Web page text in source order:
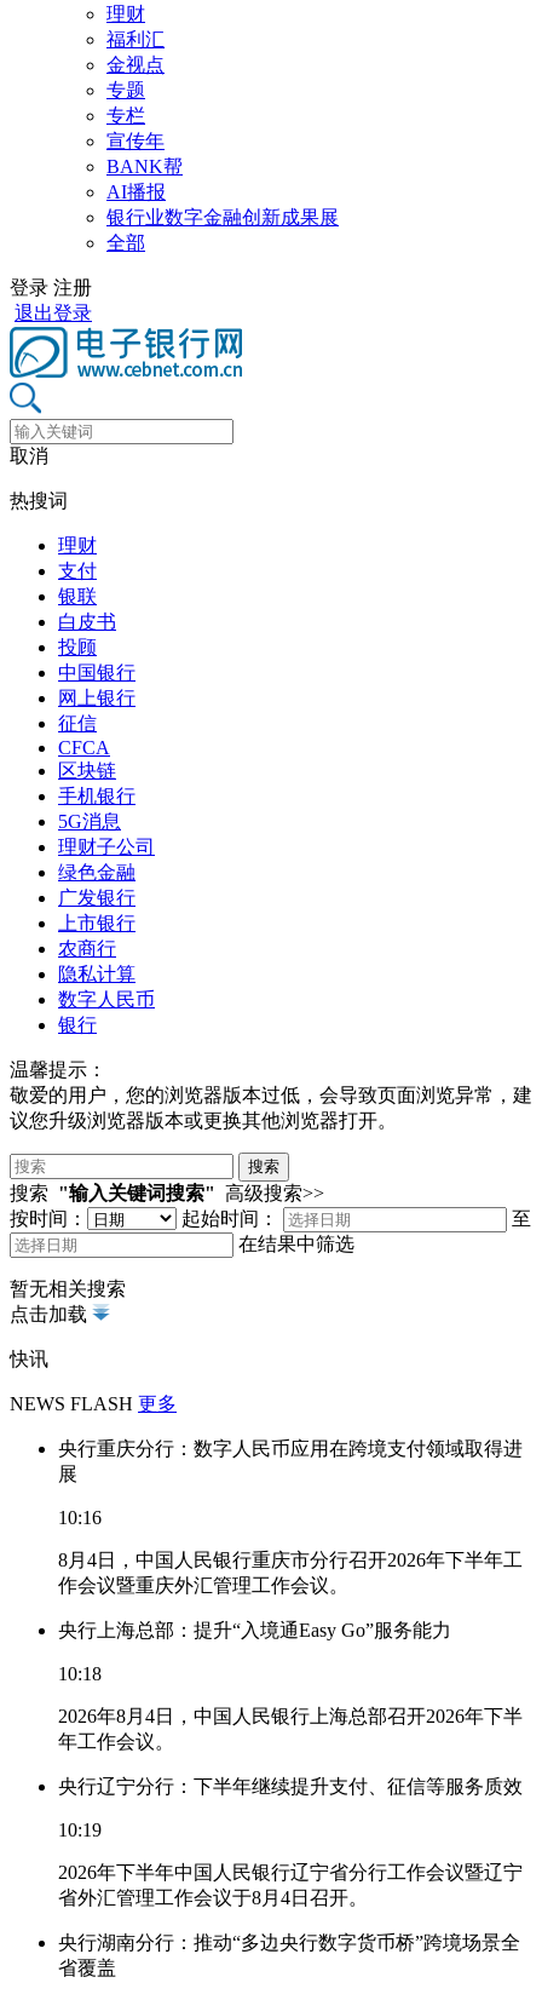
理财
福利汇
金视点
专题
专栏
宣传年
BANK帮
AI播报
银行业数字金融创新成果展
全部
登录 注册
退出登录
取消
热搜词
理财
支付
银联
白皮书
投顾
中国银行
网上银行
征信
CFCA
区块链
手机银行
5G消息
理财子公司
绿色金融
广发银行
上市银行
农商行
隐私计算
数字人民币
银行
温馨提示：
敬爱的用户，您的浏览器版本过低，会导致页面浏览异常，建
议您升级浏览器版本或更换其他浏览器打开。
搜索 "输入关键词搜索" 高级搜索>>
按时间：
起始时间：
至
在结果中筛选
暂无相关搜索
点击加载
快讯
NEWS FLASH 更多
央行重庆分行：数字人民币应用在跨境支付领域取得进
展
10:16
8月4日，中国人民银行重庆市分行召开2026年下半年工
作会议暨重庆外汇管理工作会议。
央行上海总部：提升“入境通Easy Go”服务能力
10:18
2026年8月4日，中国人民银行上海总部召开2026年下半
年工作会议。
央行辽宁分行：下半年继续提升支付、征信等服务质效
10:19
2026年下半年中国人民银行辽宁省分行工作会议暨辽宁
省外汇管理工作会议于8月4日召开。
央行湖南分行：推动“多边央行数字货币桥”跨境场景全
省覆盖